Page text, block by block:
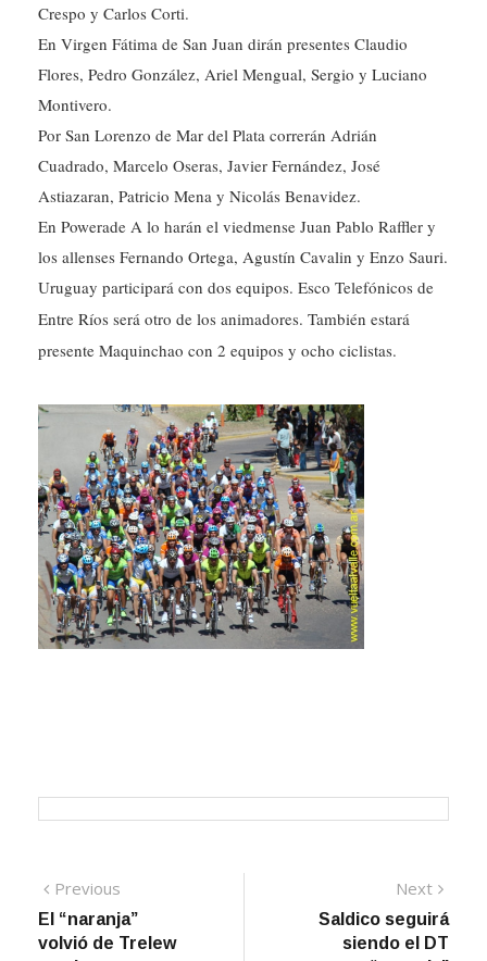
Crespo y Carlos Corti.
En Virgen Fátima de San Juan dirán presentes Claudio
Flores, Pedro González, Ariel Mengual, Sergio y Luciano
Montivero.
Por San Lorenzo de Mar del Plata correrán Adrián
Cuadrado, Marcelo Oseras, Javier Fernández, José
Astiazaran, Patricio Mena y Nicolás Benavidez.
En Powerade A lo harán el viedmense Juan Pablo Raffler y
los allenses Fernando Ortega, Agustín Cavalin y Enzo Sauri.
Uruguay participará con dos equipos. Esco Telefónicos de
Entre Ríos será otro de los animadores. También estará
presente Maquinchao con 2 equipos y ocho ciclistas.
Navegación
de
Previous
post:
El “naranja”
volvió de Trelew
Next
post:
Saldico seguirá
siendo el DT